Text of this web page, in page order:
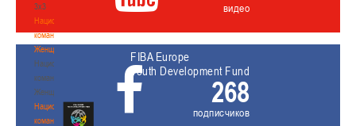
3х3
Национальная
команда.
Женщины
Национальная
команда.
Женщины
Национальная
команда.
видео
FIBA Europe
Youth Development Fund
268
подписчиков